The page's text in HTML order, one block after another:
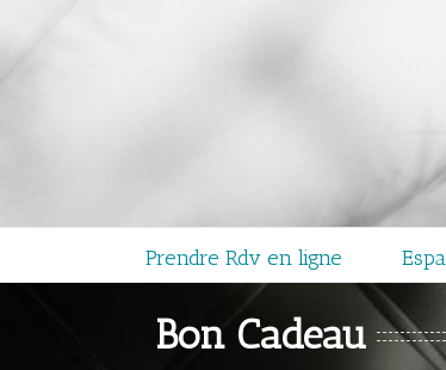
Prendre Rdv en ligne
Bon Cadeau